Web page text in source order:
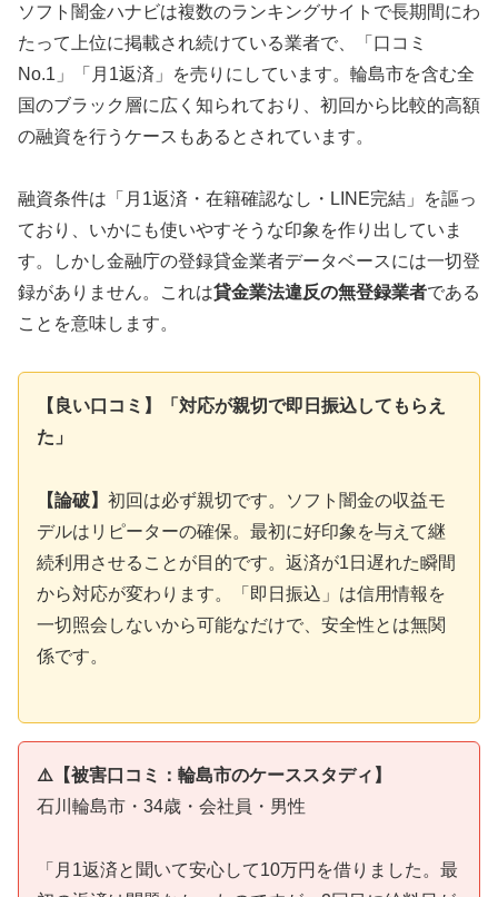
ソフト闇金ハナビは複数のランキングサイトで長期間にわ
たって上位に掲載され続けている業者で、「口コミ
No.1」「月1返済」を売りにしています。輪島市を含む全
国のブラック層に広く知られており、初回から比較的高額
の融資を行うケースもあるとされています。
融資条件は「月1返済・在籍確認なし・LINE完結」を謳っ
ており、いかにも使いやすそうな印象を作り出していま
す。しかし金融庁の登録貸金業者データベースには一切登
録がありません。これは貸金業法違反の無登録業者である
ことを意味します。
【良い口コミ】「対応が親切で即日振込してもらえ
た」
【論破】 初回は必ず親切です。ソフト闇金の収益モ
デルはリピーターの確保。最初に好印象を与えて継
続利用させることが目的です。返済が1日遅れた瞬間
から対応が変わります。「即日振込」は信用情報を
一切照会しないから可能なだけで、安全性とは無関
係です。
⚠️【被害口コミ：輪島市のケーススタディ】
石川輪島市・34歳・会社員・男性
「月1返済と聞いて安心して10万円を借りました。最